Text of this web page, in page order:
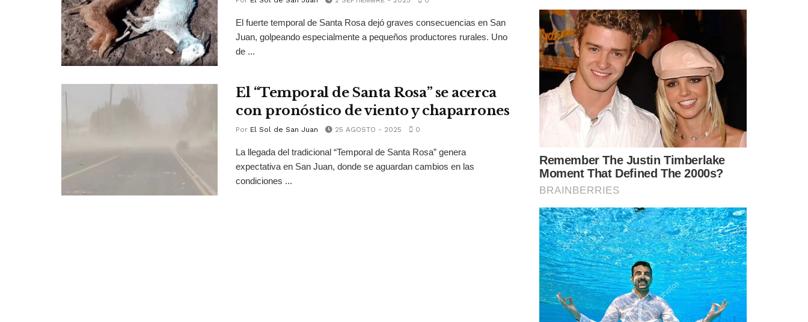
El fuerte temporal de Santa Rosa dejó graves consecuencias en San
Juan, golpeando especialmente a pequeños productores rurales. Uno
de ...
El “Temporal de Santa Rosa” se acerca
con pronóstico de viento y chaparrones
Por El Sol de San Juan 25 AGOSTO - 2025 0
La llegada del tradicional “Temporal de Santa Rosa” genera
expectativa en San Juan, donde se aguardan cambios en las
condiciones ...